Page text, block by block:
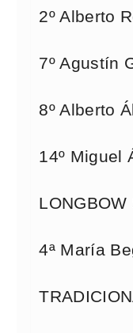
2º Alberto
7º Agustín
8º Alberto
14º Miguel
4ª María